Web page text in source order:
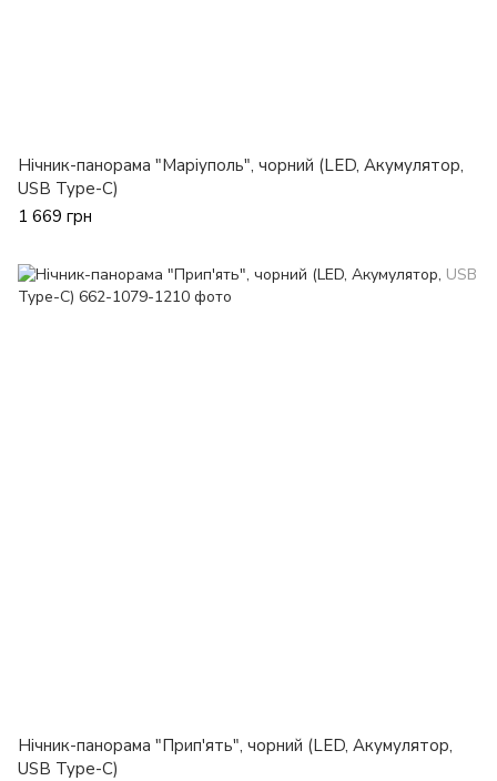
Нічник-панорама "Маріуполь", чорний (LED, Акумулятор,
USB Type-C)
1 669 грн
Нічник-панорама "Прип'ять", чорний (LED, Акумулятор,
USB Type-C)